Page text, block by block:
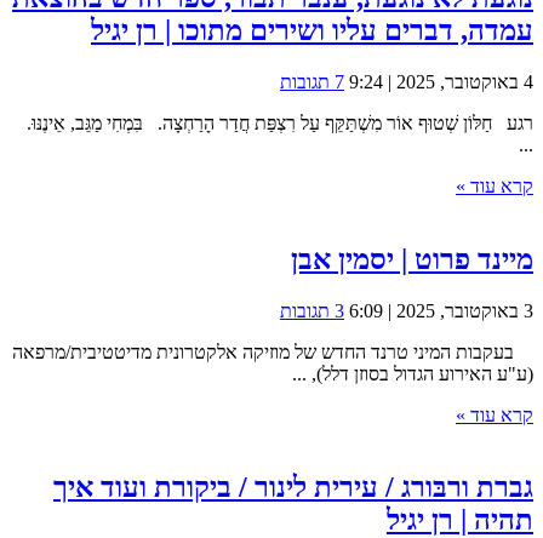
עמדה, דברים עליו ושירים מתוכו | רן יגיל
4 באוקטובר, 2025 | 9:24
7 תגובות
רגע חַלּוֹן שְׁטוּף אוֹר מִשְׁתַּקֵּף עַל רִצְפַּת חֲדַר הָרַחְצָה. בִּמְחִי מַגֵּב, אֵינֶנּוּ.
...
קרא עוד »
מיינד פרוט | יסמין אבן
3 באוקטובר, 2025 | 6:09
3 תגובות
בעקבות המיני טרנד החדש של מוזיקה אלקטרונית מדיטטיבית/מרפאה
(ע"ע האירוע הגדול בסוזן דלל), ...
קרא עוד »
גברת ורבּורג / עירית לינור / ביקורת ועוד איך
תהיה | רן יגיל